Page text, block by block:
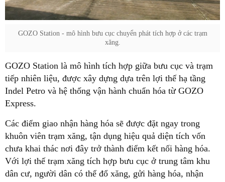
GOZO Station - mô hình bưu cục chuyển phát tích hợp ở các trạm
xăng.
GOZO Station là mô hình tích hợp giữa bưu cục và trạm
tiếp nhiên liệu, được xây dựng dựa trên lợi thế hạ tầng
Indel Petro và hệ thống vận hành chuẩn hóa từ GOZO
Express.
Các điểm giao nhận hàng hóa sẽ được đặt ngay trong
khuôn viên trạm xăng, tận dụng hiệu quả diện tích vốn
chưa khai thác nơi đây trở thành điểm kết nối hàng hóa.
Với lợi thế trạm xăng tích hợp bưu cục ở trung tâm khu
dân cư, người dân có thể đổ xăng, gửi hàng hóa, nhận